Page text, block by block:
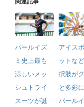
関連記事
パールイズ
ミ史上最も
涼しいメッ
シュトライ
スーツが誕
アイス
ットな
択肢が
と多彩に
パール